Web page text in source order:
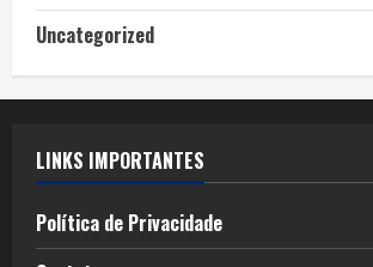
Uncategorized
LINKS IMPORTANTES
Política de Privacidade